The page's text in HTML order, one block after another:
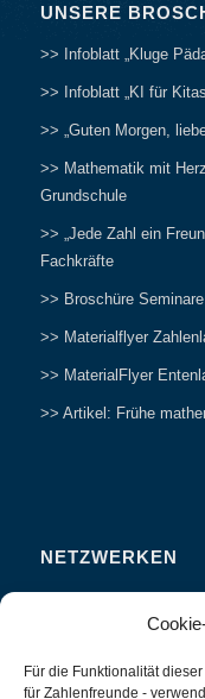
Für die Funktionalität
für Zahlenfreunde -
UNSERE
>> Infoblatt „Kluge
>> Infoblatt „KI für
>> „Guten Morgen,
>> Mathematik mit
Grundschule
>> „Jede Zahl ein
Fachkräfte
>> Broschüre Seminare
>> Materialflyer
>> MaterialFlyer
>> Artikel: Frühe
NETZWERKEN
Studieren